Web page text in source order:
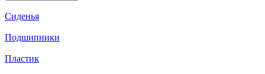
Сиденья
Подшипники
Пластик